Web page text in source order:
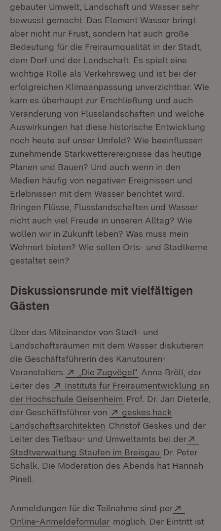
gebauter Umwelt, Landschaft und Wasser sehr
bewusst gemacht. Das Element Wasser bringt
aber nicht nur Frust, sondern hat auch große
Bedeutung für die Freiraumqualität in der Stadt,
dem Dorf und der Landschaft. Es spielt eine
wichtige Rolle als Verkehrsweg und ist bei der
erfolgreichen Klimaanpassung unverzichtbar. Wie
kam es überhaupt zur Erschließung und auch
Veränderung von Flusslandschaften und welche
Auswirkungen hat diese historische Entwicklung
noch heute auf unser Umfeld? Wie beeinflussen
zunehmende Starkwetterereignisse das heutige
Planen und Bauen? Und auch wenn in den
Medien häufig von negativen Ereignissen und
Erlebnissen mit dem Wasser berichtet wird:
Bringen Flüsse, Flusslandschaften und Wasser
nicht auch viel Freude in unseren Alltag? Wie
wollen wir in Zukunft leben? Was muss mein
Wohnort bieten? Wie sollen Orts- und Stadtkerne
gestaltet sein?
Diskussionsrunde mit vielfältigen
Gästen
Über das Miteinander von Stadt- und
Landschaftsräumen mit dem Wasser diskutieren
die Geschäftsführerin des Kanutouren-
Veranstalters
Extern:
„Die Zugvögel“ (Öffnet in neuem
Anna Bröll, der
Leiter des
Extern:
Instituts für Freiraumentwicklung an
der Hochschule Geisenheim (Öffnet in neuem
Prof. Dr. Jan Dieterle,
der Geschäftsführer von
Extern:
geskes.hack
Landschaftsarchitekten (Öffnet in neuem Fenster)
Christof Geskes und der
Leiter des Tiefbau- und Umweltamts bei der
Stadtverwaltung Staufen im Breisgau (Öffnet in
Dr. Peter
Schalk. Die Moderation des Abends hat Hannah
Pinell.
Anmeldungen für die Teilnahme sind per
Online-Anmeldeformular (Öffnet in neuem Fenster)
möglich. Der Eintritt ist